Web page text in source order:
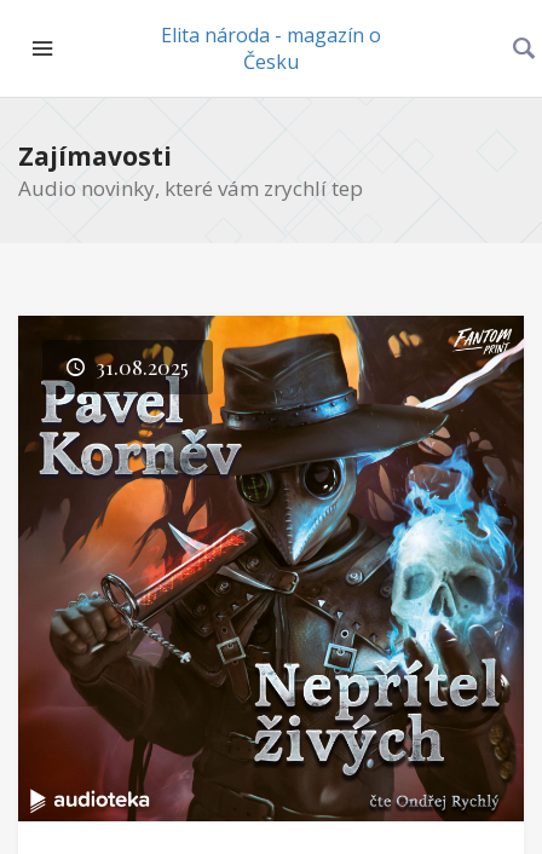
Elita národa - magazín o
Česku
Zajímavosti
Audio novinky, které vám zrychlí tep
31.08.2025